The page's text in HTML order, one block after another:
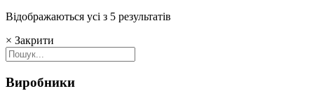
Відображаються усі з 5 результатів
× Закрити
Виробники